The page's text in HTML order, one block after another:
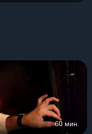
60 мин.